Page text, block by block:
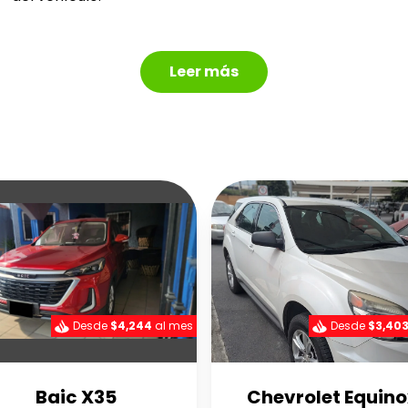
Leer más
Desde $4,244 al mes
Baic X35
Desde $3,403
Chevrolet